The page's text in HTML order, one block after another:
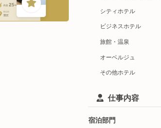
シティホテル
ビジネスホテル
旅館・温泉
オーベルジュ
その他ホテル
仕事内容
宿泊部門